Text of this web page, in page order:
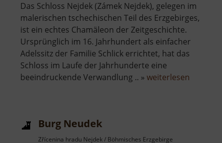
Das Schloss Nejdek (Zámek Nejdek), gelegen im
malerischen tschechischen Teil des Erzgebirges,
ist ein echtes Chamäleon der Zeitgeschichte.
Ursprünglich im 16. Jahrhundert als einfacher
Adelssitz der Familie Schlick errichtet, hat das
Schloss im Laufe der Jahrhunderte eine
beeindruckende Verwandlung .. » weiterlesen
Burg Neudek
Zřícenina hradu Nejdek / Böhmisches Erzgebirge